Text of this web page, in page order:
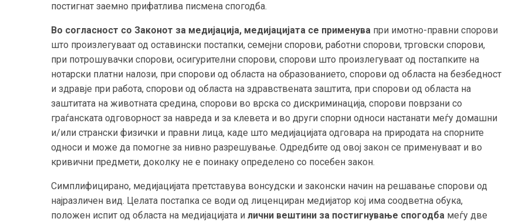
постигнат заемно прифатлива писмена спогодба.
Во согласност со Законот за медијација, медијацијата се применува при имотно-правни спорови
што произлегуваат од оставински постапки, семејни спорови, работни спорови, трговски спорови,
при потрошувачки спорови, осигурителни спорови, спорови што произлегуваат од постапките на
нотарски платни налози, при спорови од областа на образованието, спорови од областа на безбедност
и здравје при работа, спорови од областа на здравствената заштита, при спорови од областа на
заштитата на животната средина, спорови во врска со дискриминација, спорови поврзани со
граѓанската одговорност за навреда и за клевета и во други спорни односи настанати меѓу домашни
и/или странски физички и правни лица, каде што медијацијата одговара на природата на спорните
односи и може да помогне за нивно разрешување. Одредбите од овој закон се применуваат и во
кривични предмети, доколку не е поинаку определено со посебен закон.
Симплифицирано, медијацијата претставува вонсудски и законски начин на решавање спорови од
најразличен вид. Целата постапка се води од лиценциран медијатор кој има соодветна обука,
положен испит од областа на медијацијата и лични вештини за постигнување спогодба меѓу две